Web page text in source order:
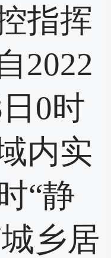
指挥
2022
0时
内实
“静
乡居